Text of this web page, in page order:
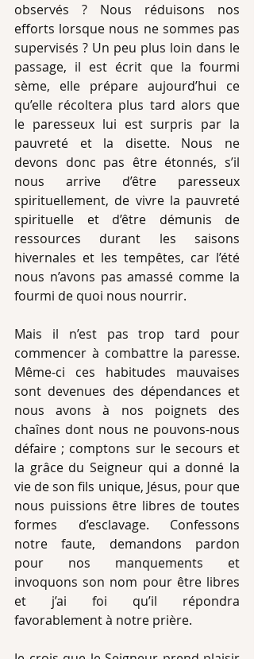
observés ? Nous réduisons nos
efforts lorsque nous ne sommes pas
supervisés ? Un peu plus loin dans le
passage, il est écrit que la fourmi
sème, elle prépare aujourd’hui ce
qu’elle récoltera plus tard alors que
le paresseux lui est surpris par la
pauvreté et la disette. Nous ne
devons donc pas être étonnés, s’il
nous arrive d’être paresseux
spirituellement, de vivre la pauvreté
spirituelle et d’être démunis de
ressources durant les saisons
hivernales et les tempêtes, car l’été
nous n’avons pas amassé comme la
fourmi de quoi nous nourrir.
Mais il n’est pas trop tard pour
commencer à combattre la paresse.
Même-ci ces habitudes mauvaises
sont devenues des dépendances et
nous avons à nos poignets des
chaînes dont nous ne pouvons-nous
défaire ; comptons sur le secours et
la grâce du Seigneur qui a donné la
vie de son fils unique, Jésus, pour que
nous puissions être libres de toutes
formes d’esclavage. Confessons
notre faute, demandons pardon
pour nos manquements et
invoquons son nom pour être libres
et j’ai foi qu’il répondra
favorablement à notre prière.